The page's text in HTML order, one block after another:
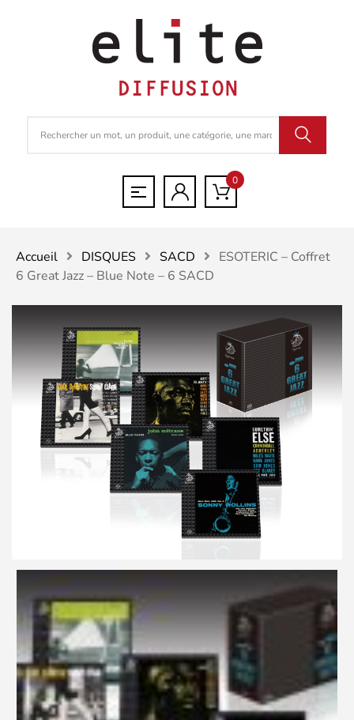
0
Accueil DISQUES SACD
ESOTERIC – Coffret
6 Great Jazz – Blue Note – 6 SACD